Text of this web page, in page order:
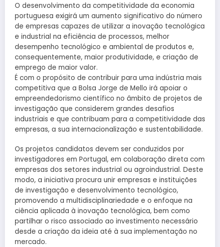
O desenvolvimento da competitividade da economia
portuguesa exigirá um aumento significativo do número
de empresas capazes de utilizar a inovação tecnológica
e industrial na eficiência de processos, melhor
desempenho tecnológico e ambiental de produtos e,
consequentemente, maior produtividade, e criação de
emprego de maior valor.
É com o propósito de contribuir para uma indústria mais
competitiva que a Bolsa Jorge de Mello irá apoiar o
empreendedorismo científico no âmbito de projetos de
investigação que considerem grandes desafios
industriais e que contribuam para a competitividade das
empresas, a sua internacionalização e sustentabilidade.
Os projetos candidatos devem ser conduzidos por
investigadores em Portugal, em colaboração direta com
empresas dos setores industrial ou agroindustrial. Deste
modo, a iniciativa procura unir empresas e instituições
de investigação e desenvolvimento tecnológico,
promovendo a multidisciplinariedade e o enfoque na
ciência aplicada à inovação tecnológica, bem como
partilhar o risco associado ao investimento necessário
desde a criação da ideia até à sua implementação no
mercado.